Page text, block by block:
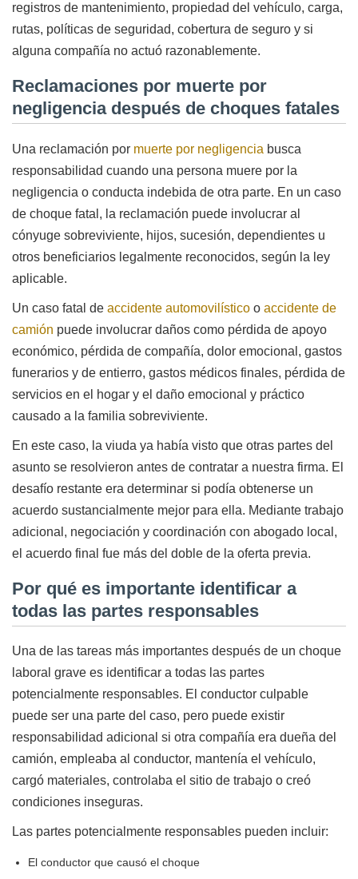
registros de mantenimiento, propiedad del vehículo, carga,
rutas, políticas de seguridad, cobertura de seguro y si
alguna compañía no actuó razonablemente.
Reclamaciones por muerte por
negligencia después de choques fatales
Una reclamación por muerte por negligencia busca
responsabilidad cuando una persona muere por la
negligencia o conducta indebida de otra parte. En un caso
de choque fatal, la reclamación puede involucrar al
cónyuge sobreviviente, hijos, sucesión, dependientes u
otros beneficiarios legalmente reconocidos, según la ley
aplicable.
Un caso fatal de accidente automovilístico o accidente de
camión puede involucrar daños como pérdida de apoyo
económico, pérdida de compañía, dolor emocional, gastos
funerarios y de entierro, gastos médicos finales, pérdida de
servicios en el hogar y el daño emocional y práctico
causado a la familia sobreviviente.
En este caso, la viuda ya había visto que otras partes del
asunto se resolvieron antes de contratar a nuestra firma. El
desafío restante era determinar si podía obtenerse un
acuerdo sustancialmente mejor para ella. Mediante trabajo
adicional, negociación y coordinación con abogado local,
el acuerdo final fue más del doble de la oferta previa.
Por qué es importante identificar a
todas las partes responsables
Una de las tareas más importantes después de un choque
laboral grave es identificar a todas las partes
potencialmente responsables. El conductor culpable
puede ser una parte del caso, pero puede existir
responsabilidad adicional si otra compañía era dueña del
camión, empleaba al conductor, mantenía el vehículo,
cargó materiales, controlaba el sitio de trabajo o creó
condiciones inseguras.
Las partes potencialmente responsables pueden incluir:
El conductor que causó el choque